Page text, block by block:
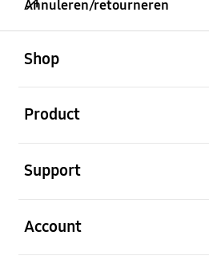
Annuleren/retourneren
Shop
Product
Support
Account